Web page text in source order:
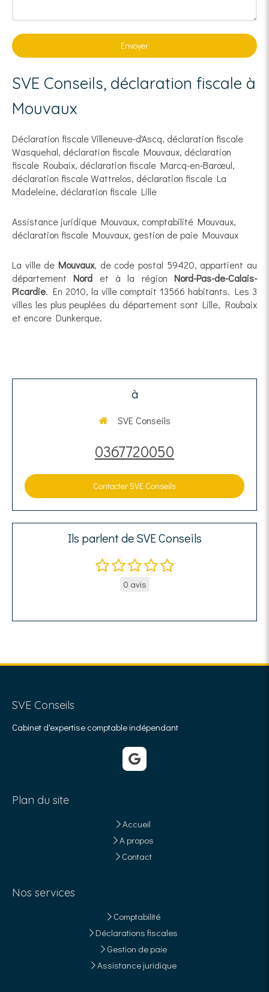
Envoyer
SVE Conseils, déclaration fiscale à
Mouvaux
Déclaration fiscale Villeneuve-d'Ascq, déclaration fiscale
Wasquehal, déclaration fiscale Mouvaux, déclaration
fiscale Roubaix, déclaration fiscale Marcq-en-Barœul,
déclaration fiscale Wattrelos, déclaration fiscale La
Madeleine, déclaration fiscale Lille
Assistance juridique Mouvaux, comptabilité Mouvaux,
déclaration fiscale Mouvaux, gestion de paie Mouvaux
La ville de Mouvaux, de code postal 59420, appartient au
départementNord et à la régionNord-Pas-de-Calais-
Picardie. En 2010, la ville comptait 13566 habitants. Les 3
villes les plus peuplées du département sont Lille, Roubaix
et encore Dunkerque.
à
SVE Conseils
0367720050
Contacter SVE Conseils
Ils parlent de SVE Conseils
0 avis
SVE Conseils
Cabinet d'expertise comptable indépendant
Plan du site
Accueil
A propos
Contact
Nos services
Comptabilité
Déclarations fiscales
Gestion de paie
Assistance juridique